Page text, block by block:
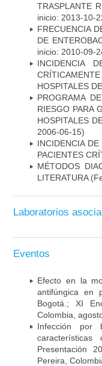
TRASPLANTE
inicio: 2013-10-
FRECUENCIA
DE
inicio: 2010-09-
INCIDENCIA
HOSPITALES
PROGRAMA
RIESGO PARA
HOSPITALES
2006-06-15)
INCIDENCIA
PACIENTES
MÉTODOS
LITERATURA
Laboratorios
Eventos
Efecto en la
antifúngica en
Bogotá.; XI
Colombia,
Infección por
Presentación
Pereira,